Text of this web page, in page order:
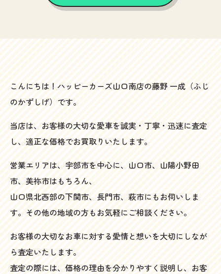
こんにちは！ハッピーカーズ山口南店の藤野 一成（ふじ
のかずしげ）です。
当店は、お客様の大切な愛車を誠実・丁寧・迅速に査定
し、適正な価格でお買取りいたします。
営業エリアは、宇部市を中心に、山口市、山陽小野田
市、美祢市はもちろん、
山口県北西部の下関市、長門市、萩市にもお伺いしま
す。その他の地域の方もお気軽にご相談ください。
お客様の大切なお車に対する愛情と想いを大切にしなが
ら査定いたします。
査定の際には、価格の理由を分かりやすく説明し、お客